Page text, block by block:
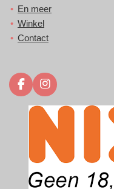
En meer
Winkel
Contact
F
a
I
n
s
g
m